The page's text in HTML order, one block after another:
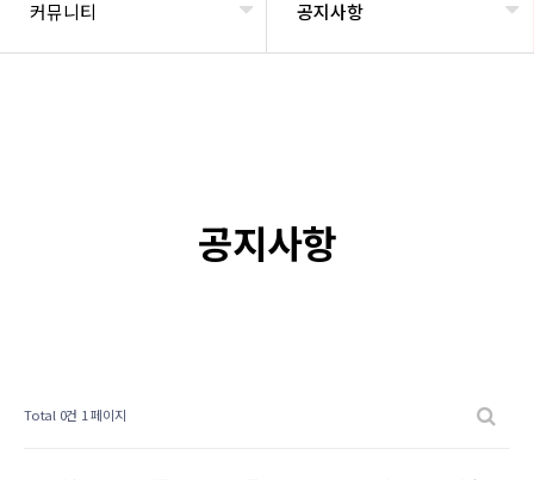
커뮤니티 공지사항
공지사항
Total 0건 1 페이지